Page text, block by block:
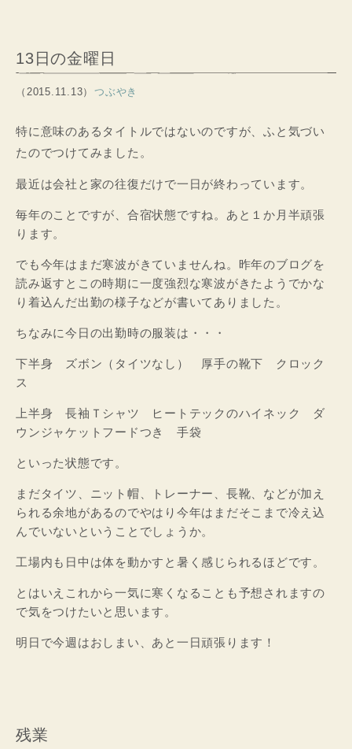
13日の金曜日
（2015.11.13） つぶやき
特に意味のあるタイトルではないのですが、ふと気づい
たのでつけてみました。
最近は会社と家の往復だけで一日が終わっています。
毎年のことですが、合宿状態ですね。あと１か月半頑張
ります。
でも今年はまだ寒波がきていませんね。昨年のブログを
読み返すとこの時期に一度強烈な寒波がきたようでかな
り着込んだ出勤の様子などが書いてありました。
ちなみに今日の出勤時の服装は・・・
下半身 ズボン（タイツなし） 厚手の靴下 クロック
ス
上半身 長袖Ｔシャツ ヒートテックのハイネック ダ
ウンジャケットフードつき 手袋
といった状態です。
まだタイツ、ニット帽、トレーナー、長靴、などが加え
られる余地があるのでやはり今年はまだそこまで冷え込
んでいないということでしょうか。
工場内も日中は体を動かすと暑く感じられるほどです。
とはいえこれから一気に寒くなることも予想されますの
で気をつけたいと思います。
明日で今週はおしまい、あと一日頑張ります！
残業